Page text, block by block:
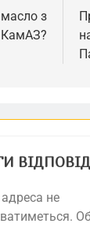
з
не